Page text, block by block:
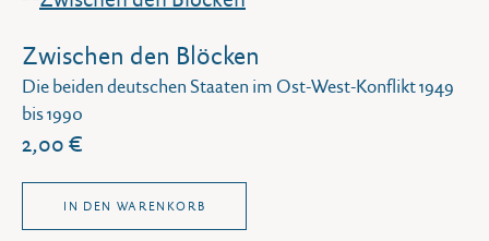
Zwischen den Blöcken
Die beiden deutschen Staaten im Ost-West-Konflikt 1949
bis 1990
2,00 €
IN DEN WARENKORB